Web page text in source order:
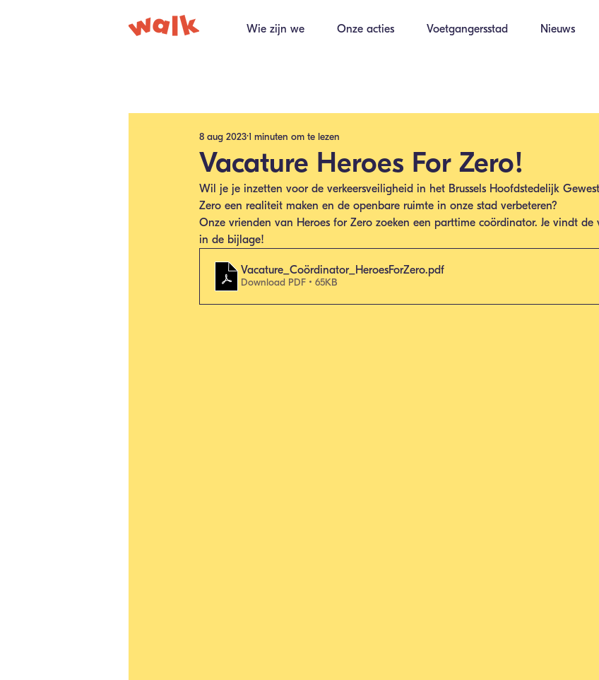
Wie zijn we Onze acties Voetgangersstad Nieuws
Vacature Heroes For Zero!
8 aug 2023 1 minuten om te lezen
Wil je je inzetten voor de verkeersveiligheid in het Brussels Hoofdstedelijk
Zero een realiteit maken en de openbare ruimte in onze stad verbeteren?
Onze vrienden van Heroes for Zero zoeken een parttime coördinator. Je vindt
in de bijlage!
Vacature_Coördinator_HeroesForZero.pdf
Download PDF • 65KB